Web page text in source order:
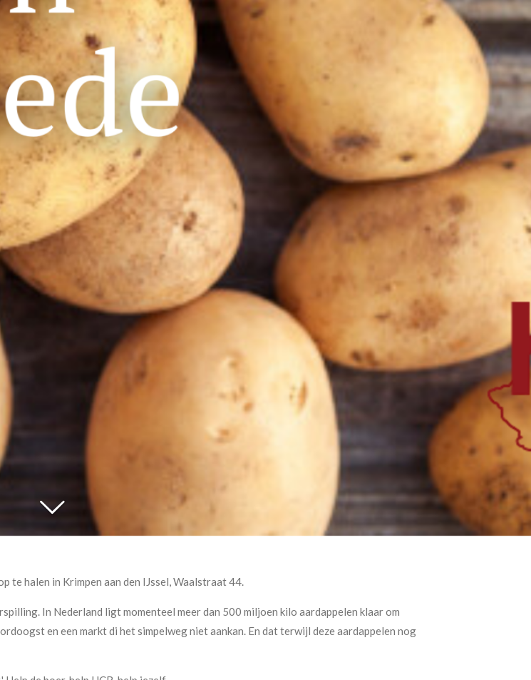
te halen in Krimpen aan den IJssel, Waalstraat 44.
In Nederland ligt momenteel meer dan 500 miljoen kilo aardappelen klaar om
en een markt di het simpelweg niet aankan. En dat terwijl deze aardappelen nog